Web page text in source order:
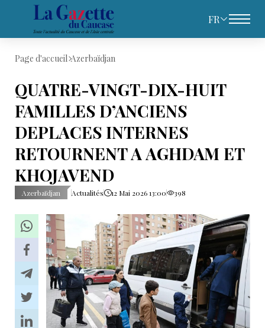
FR
Page d'accueil Azerbaïdjan
QUATRE-VINGT-DIX-HUIT
FAMILLES D’ANCIENS
DEPLACES INTERNES
RETOURNENT A AGHDAM ET
KHOJAVEND
Azerbaïdjan Actualités 12 Mai 2026 13:00 398